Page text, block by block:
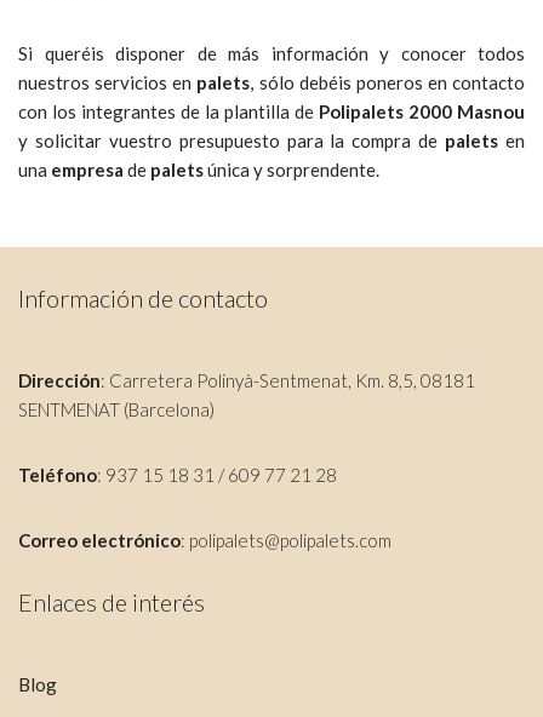
Si queréis disponer de más información y conocer todos
nuestros servicios en palets, sólo debéis poneros en contacto
con los integrantes de la plantilla de Polipalets 2000 Masnou
y solicitar vuestro presupuesto para la compra de palets en
una empresa de paletsúnica y sorprendente.
Información de contacto
Dirección: Carretera Polinyà-Sentmenat, Km. 8,5, 08181
SENTMENAT (Barcelona)
Teléfono: 937 15 18 31 / 609 77 21 28
Correo electrónico: polipalets@polipalets.com
Enlaces de interés
Blog